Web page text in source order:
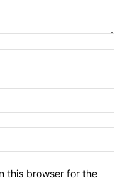
this browser for the